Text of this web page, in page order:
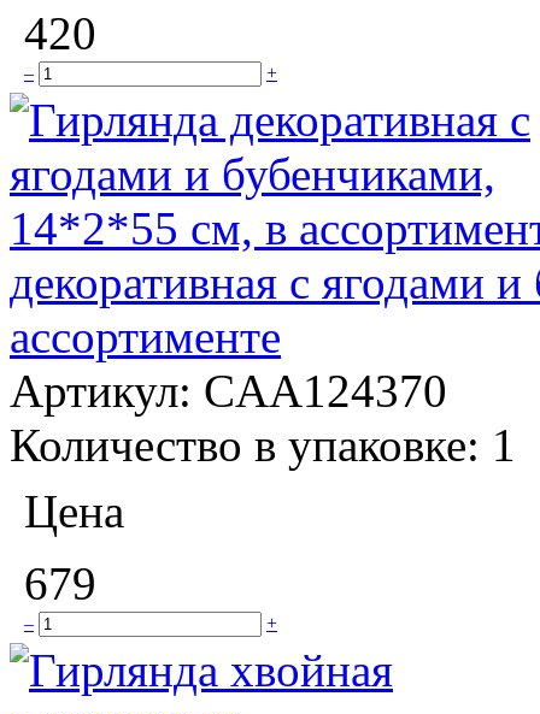
420
– +
декоративная с ягодами
ассортименте
Артикул: CAA124370
Количество в упаковке: 1
Цена
679
– +